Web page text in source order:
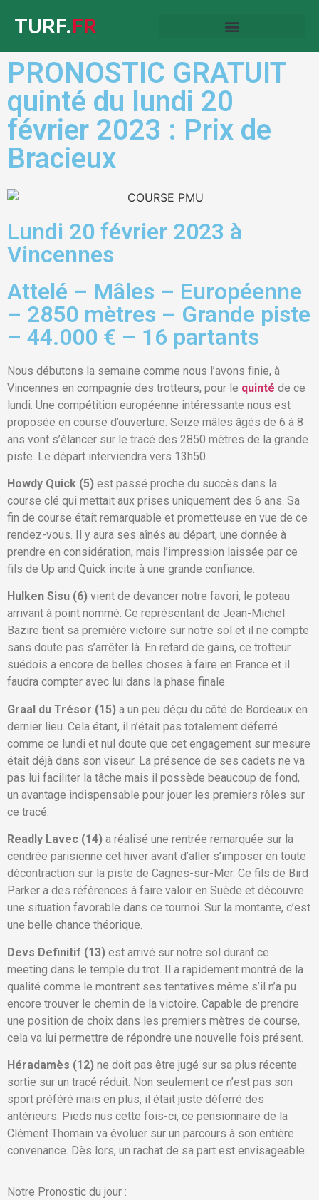
TURF.FR
PRONOSTIC GRATUIT
quinté du lundi 20
février 2023 : Prix de
Bracieux
Lundi 20 février 2023 à
Vincennes
Attelé – Mâles – Européenne
– 2850 mètres – Grande piste
– 44.000 € – 16 partants
Nous débutons la semaine comme nous l’avons finie, à
Vincennes en compagnie des trotteurs, pour le quinté de ce
lundi. Une compétition européenne intéressante nous est
proposée en course d’ouverture. Seize mâles âgés de 6 à 8
ans vont s’élancer sur le tracé des 2850 mètres de la grande
piste. Le départ interviendra vers 13h50.
Howdy Quick (5) est passé proche du succès dans la
course clé qui mettait aux prises uniquement des 6 ans. Sa
fin de course était remarquable et prometteuse en vue de ce
rendez-vous. Il y aura ses aînés au départ, une donnée à
prendre en considération, mais l’impression laissée par ce
fils de Up and Quick incite à une grande confiance.
Hulken Sisu (6) vient de devancer notre favori, le poteau
arrivant à point nommé. Ce représentant de Jean-Michel
Bazire tient sa première victoire sur notre sol et il ne compte
sans doute pas s’arrêter là. En retard de gains, ce trotteur
suédois a encore de belles choses à faire en France et il
faudra compter avec lui dans la phase finale.
Graal du Trésor (15) a un peu déçu du côté de Bordeaux en
dernier lieu. Cela étant, il n’était pas totalement déferré
comme ce lundi et nul doute que cet engagement sur mesure
était déjà dans son viseur. La présence de ses cadets ne va
pas lui faciliter la tâche mais il possède beaucoup de fond,
un avantage indispensable pour jouer les premiers rôles sur
ce tracé.
Readly Lavec (14) a réalisé une rentrée remarquée sur la
cendrée parisienne cet hiver avant d’aller s’imposer en toute
décontraction sur la piste de Cagnes-sur-Mer. Ce fils de Bird
Parker a des références à faire valoir en Suède et découvre
une situation favorable dans ce tournoi. Sur la montante, c’est
une belle chance théorique.
Devs Definitif (13) est arrivé sur notre sol durant ce
meeting dans le temple du trot. Il a rapidement montré de la
qualité comme le montrent ses tentatives même s’il n’a pu
encore trouver le chemin de la victoire. Capable de prendre
une position de choix dans les premiers mètres de course,
cela va lui permettre de répondre une nouvelle fois présent.
Héradamès (12) ne doit pas être jugé sur sa plus récente
sortie sur un tracé réduit. Non seulement ce n’est pas son
sport préféré mais en plus, il était juste déferré des
antérieurs. Pieds nus cette fois-ci, ce pensionnaire de la
Clément Thomain va évoluer sur un parcours à son entière
convenance. Dès lors, un rachat de sa part est envisageable.
Notre Pronostic du jour :